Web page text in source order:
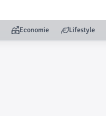
Economie Lifestyle